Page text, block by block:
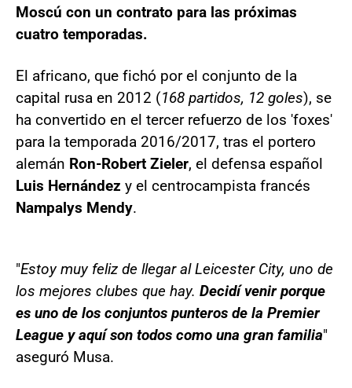
Moscú con un contrato para las próximas
cuatro temporadas.
El africano, que fichó por el conjunto de la
capital rusa en 2012 (168 partidos, 12 goles), se
ha convertido en el tercer refuerzo de los 'foxes'
para la temporada 2016/2017, tras el portero
alemán Ron-Robert Zieler, el defensa español
Luis Hernández y el centrocampista francés
Nampalys Mendy.
"Estoy muy feliz de llegar al Leicester City, uno de
los mejores clubes que hay. Decidí venir porque
es uno de los conjuntos punteros de la Premier
League y aquí son todos como una gran familia"
aseguró Musa.